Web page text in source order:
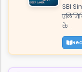
SBI
के...